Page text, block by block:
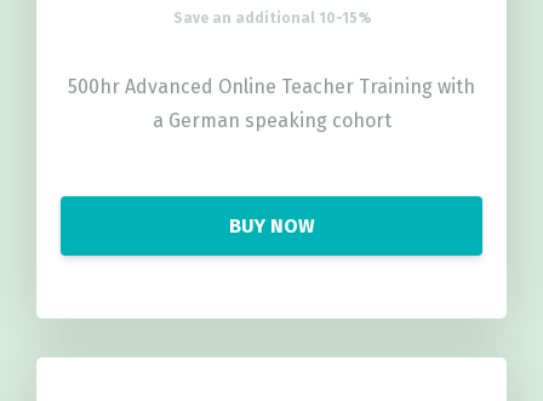
Save an additional 10-15%
500hr Advanced Online Teacher Training with
a German speaking cohort
BUY NOW